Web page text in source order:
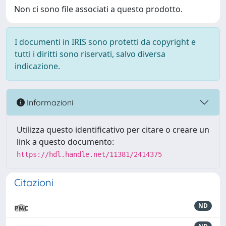
Non ci sono file associati a questo prodotto.
I documenti in IRIS sono protetti da copyright e
tutti i diritti sono riservati, salvo diversa
indicazione.
Informazioni
Utilizza questo identificativo per citare o creare un
link a questo documento:
https://hdl.handle.net/11381/2414375
Citazioni
ND